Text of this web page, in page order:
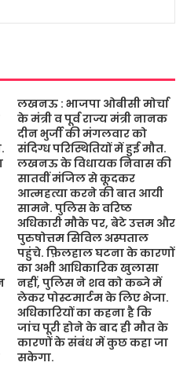
लखनऊ : भाजपा ओबीसी मोर्चा
के मंत्री व पूर्व राज्य मंत्री नानक
दीन भुर्जी की मंगलवार को
संदिग्ध परिस्थितियों में हुई मौत.
लखनऊ के विधायक निवास की
सातवीं मंजिल से कूदकर
आत्महत्या करने की बात आयी
सामने. पुलिस के वरिष्ठ
अधिकारी मौके पर, बेटे उत्तम और
पुरुषोत्तम सिविल अस्पताल
पहुंचे. फ़िलहाल घटना के कारणों
का अभी आधिकारिक खुलासा
नहीं, पुलिस ने शव को कब्जे में
लेकर पोस्टमार्टम के लिए भेजा.
अधिकारियों का कहना है कि
जांच पूरी होने के बाद ही मौत के
कारणों के संबंध में कुछ कहा जा
सकेगा.